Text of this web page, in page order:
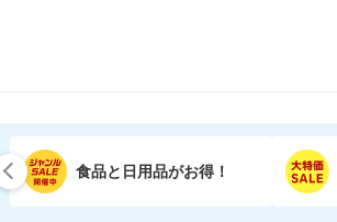
食品と日用品がお得！